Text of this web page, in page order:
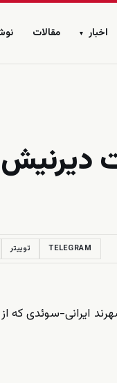
اخبار ▾ مقالات
TELEGRAM توییتر
ایرانی-سوئدی که